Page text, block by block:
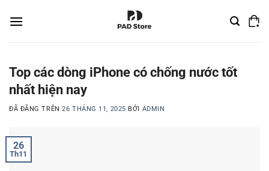
đến
Top các dòng iPhone có chống nước tốt
nhất hiện nay
ĐÃ ĐĂNG TRÊN26 THÁNG 11, 2025 BỞI ADMIN
26
Th11